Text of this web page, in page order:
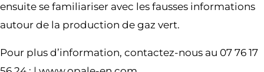
ensuite se familiariser avec les fausses informations
autour de la production de gaz vert.
Pour plus d’information, contactez-nous au 07 76 17